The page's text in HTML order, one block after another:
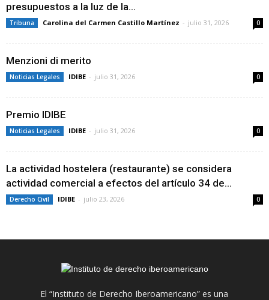
presupuestos a la luz de la...
Tribuna Carolina del Carmen Castillo Martínez - julio 31, 2026 0
Menzioni di merito
Noticias Legales IDIBE - julio 31, 2026 0
Premio IDIBE
Noticias Legales IDIBE - julio 31, 2026 0
La actividad hostelera (restaurante) se considera
actividad comercial a efectos del artículo 34 de...
Derecho Civil IDIBE - julio 23, 2026 0
El “Instituto de Derecho Iberoamericano” es una